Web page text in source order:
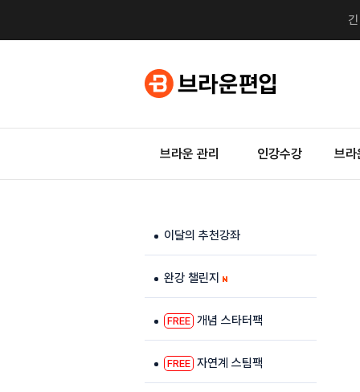
브라운 관리 인강수강 브라
이달의 추천강좌
완강 챌린지
FREE 개념 스타터팩
FREE 자연계 스팀팩